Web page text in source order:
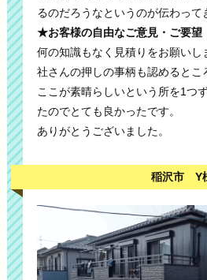
るのだろうなというのが伝わって
★お客様の自由なご意見・ご要望
何の知識もなく見積りをお願いし
社さんの押しの事柄も認めるとこ
ここが素晴らしいという所を1つ
たのでとても良かったです。
ありがとうございました。
稲沢市 Y